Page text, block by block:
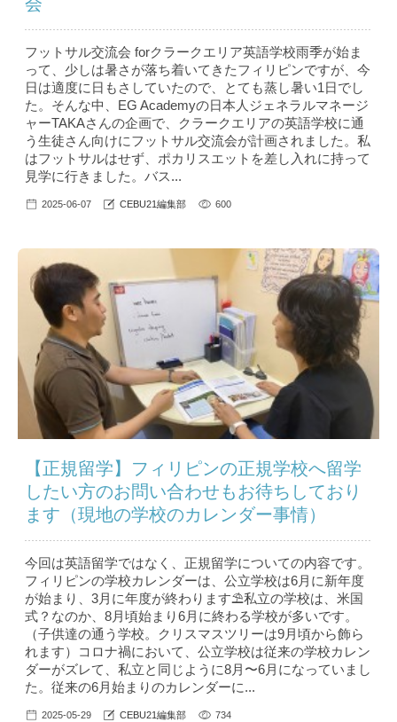
フットサル交流会 forクラークエリア英語学校雨季が始ま
って、少しは暑さが落ち着いてきたフィリピンですが、今
日は適度に日もさしていたので、とても蒸し暑い1日でし
た。そんな中、EG Academyの日本人ジェネラルマネージ
ャーTAKAさんの企画で、クラークエリアの英語学校に通
う生徒さん向けにフットサル交流会が計画されました。私
はフットサルはせず、ポカリスエットを差し入れに持って
見学に行きました。バス...
2025-06-07 CEBU21編集部 600
【正規留学】フィリピンの正規学校へ留学
したい方のお問い合わせもお待ちしており
ます（現地の学校のカレンダー事情）
今回は英語留学ではなく、正規留学についての内容です。
フィリピンの学校カレンダーは、公立学校は6月に新年度
が始まり、3月に年度が終わります⛱私立の学校は、米国
式？なのか、8月頃始まり6月に終わる学校が多いです。
（子供達の通う学校。クリスマスツリーは9月頃から飾ら
れます）コロナ禍において、公立学校は従来の学校カレン
ダーがズレて、私立と同じように8月〜6月になっていまし
た。従来の6月始まりのカレンダーに...
2025-05-29 CEBU21編集部 734